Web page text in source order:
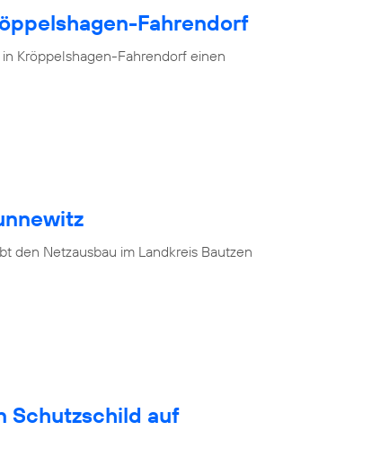
Fahrendorf
Kröppelshagen-Fahrendorf einen
den Netzausbau im Landkreis Bautzen
Schutzschild auf